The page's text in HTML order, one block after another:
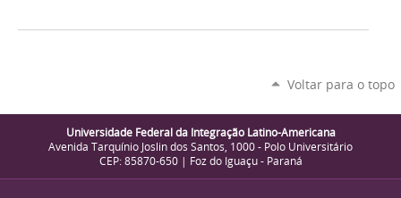
Voltar para o topo
Universidade Federal da Integração Latino-Americana
Avenida Tarquínio Joslin dos Santos, 1000 - Polo Universitário
CEP: 85870-650 | Foz do Iguaçu - Paraná